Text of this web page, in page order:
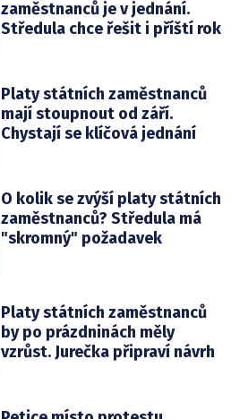
zaměstnanců je v jednání.
Středula chce řešit i příští rok
Platy státních zaměstnanců
mají stoupnout od září.
Chystají se klíčová jednání
O kolik se zvýší platy státních
zaměstnanců? Středula má
"skromný" požadavek
Platy státních zaměstnanců
by po prázdninách měly
vzrůst. Jurečka připraví návrh